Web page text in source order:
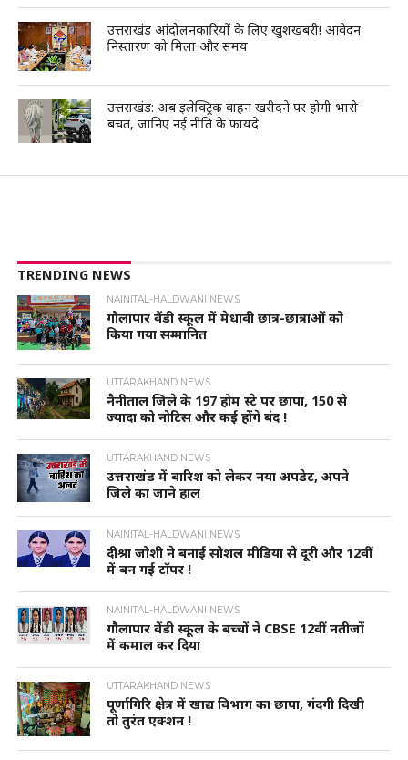
उत्तराखंड आंदोलनकारियों के लिए खुशखबरी! आवेदन
निस्तारण को मिला और समय
उत्तराखंड: अब इलेक्ट्रिक वाहन खरीदने पर होगी भारी
बचत, जानिए नई नीति के फायदे
TRENDING NEWS
NAINITAL-HALDWANI NEWS
गौलापार वैंडी स्कूल में मेधावी छात्र-छात्राओं को
किया गया सम्मानित
UTTARAKHAND NEWS
नैनीताल जिले के 197 होम स्टे पर छापा, 150 से
ज्यादा को नोटिस और कई होंगे बंद !
UTTARAKHAND NEWS
उत्तराखंड में बारिश को लेकर नया अपडेट, अपने
जिले का जाने हाल
NAINITAL-HALDWANI NEWS
दीश्रा जोशी ने बनाई सोशल मीडिया से दूरी और 12वीं
में बन गई टॉपर !
NAINITAL-HALDWANI NEWS
गौलापार वेंडी स्कूल के बच्चों ने CBSE 12वीं नतीजों
में कमाल कर दिया
UTTARAKHAND NEWS
पूर्णागिरि क्षेत्र में खाद्य विभाग का छापा, गंदगी दिखी
तो तुरंत एक्शन !